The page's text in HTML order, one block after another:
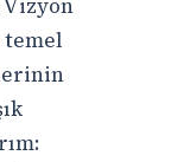
Vizyon
temel